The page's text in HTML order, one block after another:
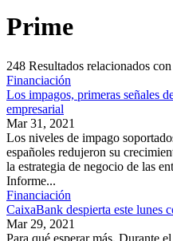
Prime
248 Resultados relacionados
Financiación
Los impagos, primeras señales
empresarial
Mar 31, 2021
Los niveles de impago
españoles redujeron su
la estrategia de negocio de las
Informe...
Financiación
CaixaBank despierta este lunes
Mar 29, 2021
Para qué esperar más. Durante